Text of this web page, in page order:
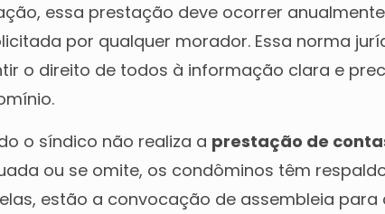
essa prestação deve ocorrer
por qualquer morador. Essa norma
o direito de todos à informação clara e
o síndico não realiza a prestação de
ou se omite, os condôminos têm
estão a convocação de assembleia